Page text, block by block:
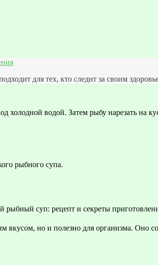
для тех, кто следит за своим
холодной водой. Затем рыбу нарезать на
рыбного супа.
но и полезно для организма. Оно